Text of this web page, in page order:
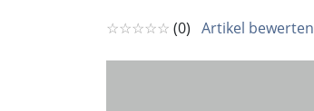
☆☆☆☆☆ (0) Artikel bewerten